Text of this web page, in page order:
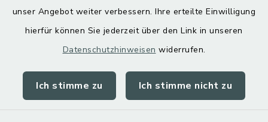
unser Angebot weiter verbessern. Ihre erteilte Einwilligung
hierfür können Sie jederzeit über den Link in unseren
Datenschutzhinweisen widerrufen.
Ich stimme zu Ich stimme nicht zu
Kontakt